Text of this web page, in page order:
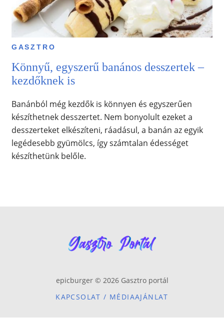
GASZTRO
Könnyű, egyszerű banános desszertek –
kezdőknek is
Banánból még kezdők is könnyen és egyszerűen
készíthetnek desszertet. Nem bonyolult ezeket a
desszerteket elkészíteni, ráadásul, a banán az egyik
legédesebb gyümölcs, így számtalan édességet
készíthetünk belőle.
epicburger © 2026 Gasztro portál
KAPCSOLAT / MÉDIAAJÁNLAT